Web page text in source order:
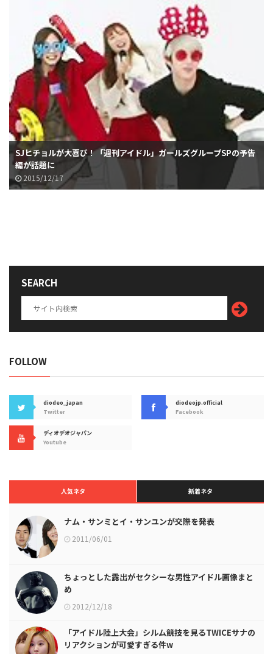
SJヒチョルが大喜び！「週刊アイドル」ガールズグループSPの予告
編が話題に
2015/12/17
SEARCH
FOLLOW
diodeo_japan
Twitter
diodeojp.official
Facebook
ディオデオジャパン
Youtube
人気ネタ 新着ネタ
ナム・サンミとイ・サンユンが交際を発表
2011/06/01
ちょっとした露出がセクシーな男性アイドル画像まと
め
2012/12/18
「アイドル陸上大会」シルム競技を見るTWICEサナの
リアクションが可愛すぎる件w